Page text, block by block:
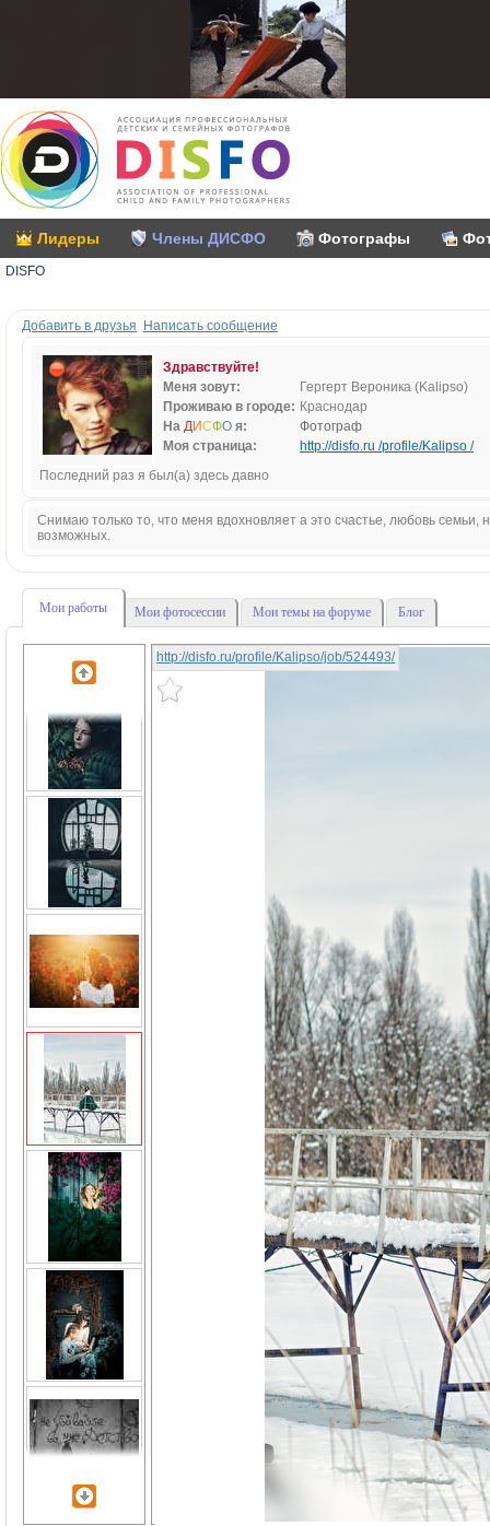
Лидеры Члены ДИСФО Фотографы
DISFO
Добавить в друзья Написать сообщение
Здравствуйте!
Меня зовут:
Гергерт Вероника (Kalipso)
Проживаю в городе: Краснодар
На ДИСФО я:
Фотограф
Моя страница:
http://disfo.ru /profile/Kalipso /
Последний раз я был(а) здесь давно
Снимаю только то, что меня вдохновляет а это счастье, любовь
возможных.
Мои работы Мои фотосессии Мои темы на форуме Блог
http://disfo.ru/profile/Kalipso/job/524493/